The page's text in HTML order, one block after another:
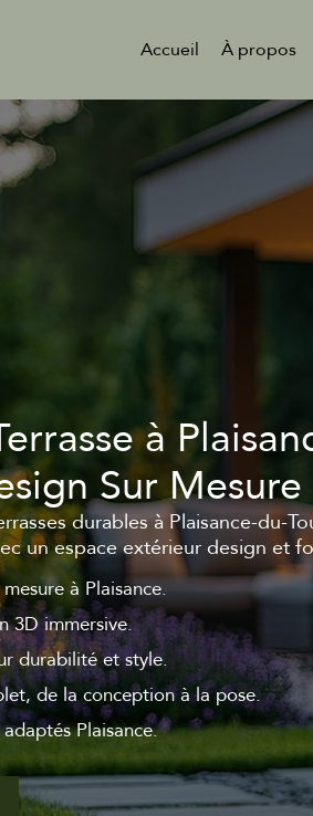
Accueil À propos
à
Sur Mesure
durables à Plaisance-du-
un espace extérieur design et
à Plaisance.
3D immersive.
durabilité et style.
de la conception à la pose.
Plaisance.